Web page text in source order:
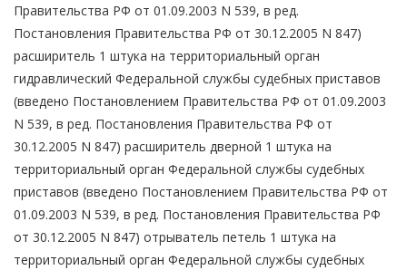
Правительства РФ от 01.09.2003 N 539, в ред.
Постановления Правительства РФ от 30.12.2005 N 847)
расширитель 1 штука на территориальный орган
гидравлический Федеральной службы судебных приставов
(введено Постановлением Правительства РФ от 01.09.2003
N 539, в ред. Постановления Правительства РФ от
30.12.2005 N 847) расширитель дверной 1 штука на
территориальный орган Федеральной службы судебных
приставов (введено Постановлением Правительства РФ от
01.09.2003 N 539, в ред. Постановления Правительства РФ
от 30.12.2005 N 847) отрыватель петель 1 штука на
территориальный орган Федеральной службы судебных